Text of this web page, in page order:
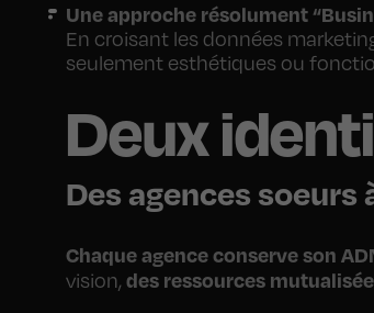
Une approche résolument
En croisant les données
seulement esthétiques ou
Deux
Des agences
Chaque agence conserve son
vision, des ressources